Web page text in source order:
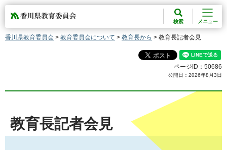
香川県教育委員会
検索 メニュー
香川県教育委員会 > 教育委員会について > 教育長から > 教育長記者会見
ページID：50686
公開日：2026年8月3日
教育長記者会見